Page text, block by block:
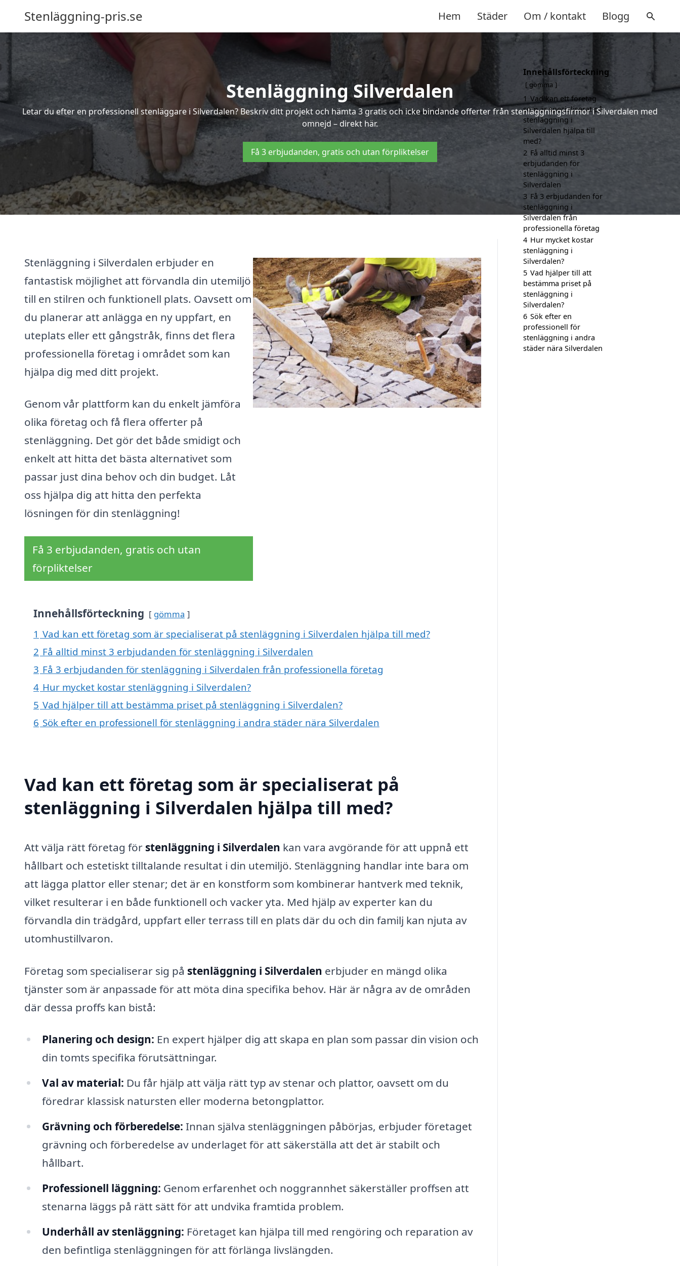
Stenläggning-pris.se Hem Städer Om / kontakt Blogg
Stenläggning Silverdalen
Letar du efter en professionell stenläggare i Silverdalen? Beskriv ditt projekt och hämta 3 gratis och icke bindande offerter från stenläggningsfirmor i Silverdalen med
omnejd – direkt här.
Få 3 erbjudanden, gratis och utan förpliktelser
Stenläggning i Silverdalen erbjuder en
fantastisk möjlighet att förvandla din utemiljö
till en stilren och funktionell plats. Oavsett om
du planerar att anlägga en ny uppfart, en
uteplats eller ett gångstråk, finns det flera
professionella företag i området som kan
hjälpa dig med ditt projekt.
Genom vår plattform kan du enkelt jämföra
olika företag och få flera offerter på
stenläggning. Det gör det både smidigt och
enkelt att hitta det bästa alternativet som
passar just dina behov och din budget. Låt
oss hjälpa dig att hitta den perfekta
lösningen för din stenläggning!
Få 3 erbjudanden, gratis och utan
förpliktelser
Innehållsförteckning gömma
1 Vad kan ett företag som är specialiserat på stenläggning i Silverdalen hjälpa till med?
2 Få alltid minst 3 erbjudanden för stenläggning i Silverdalen
3 Få 3 erbjudanden för stenläggning i Silverdalen från professionella företag
4 Hur mycket kostar stenläggning i Silverdalen?
5 Vad hjälper till att bestämma priset på stenläggning i Silverdalen?
6 Sök efter en professionell för stenläggning i andra städer nära Silverdalen
Vad kan ett företag som är specialiserat på
stenläggning i Silverdalen hjälpa till med?
Att välja rätt företag för stenläggning i Silverdalen kan vara avgörande för att uppnå ett
hållbart och estetiskt tilltalande resultat i din utemiljö. Stenläggning handlar inte bara om
att lägga plattor eller stenar; det är en konstform som kombinerar hantverk med teknik,
vilket resulterar i en både funktionell och vacker yta. Med hjälp av experter kan du
förvandla din trädgård, uppfart eller terrass till en plats där du och din familj kan njuta av
utomhustillvaron.
Företag som specialiserar sig på stenläggning i Silverdalen erbjuder en mängd olika
tjänster som är anpassade för att möta dina specifika behov. Här är några av de områden
där dessa proffs kan bistå:
Planering och design: En expert hjälper dig att skapa en plan som passar din vision och
din tomts specifika förutsättningar.
Val av material: Du får hjälp att välja rätt typ av stenar och plattor, oavsett om du
föredrar klassisk natursten eller moderna betongplattor.
Grävning och förberedelse: Innan själva stenläggningen påbörjas, erbjuder företaget
grävning och förberedelse av underlaget för att säkerställa att det är stabilt och
hållbart.
Professionell läggning: Genom erfarenhet och noggrannhet säkerställer proffsen att
stenarna läggs på rätt sätt för att undvika framtida problem.
Underhåll av stenläggning: Företaget kan hjälpa till med rengöring och reparation av
den befintliga stenläggningen för att förlänga livslängden.
Innehållsförteckning
gömma
1 Vad kan ett företag
som är specialiserat på
stenläggning i
Silverdalen hjälpa till
med?
2 Få alltid minst 3
erbjudanden för
stenläggning i
Silverdalen
3 Få 3 erbjudanden för
stenläggning i
Silverdalen från
professionella företag
4 Hur mycket kostar
stenläggning i
Silverdalen?
5 Vad hjälper till att
bestämma priset på
stenläggning i
Silverdalen?
6 Sök efter en
professionell för
stenläggning i andra
städer nära Silverdalen